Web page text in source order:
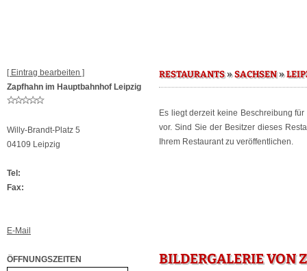
[ Eintrag bearbeiten ]
Zapfhahn im Hauptbahnhof Leipzig
Willy-Brandt-Platz 5
04109 Leipzig
Tel:
Fax:
E-Mail
ÖFFNUNGSZEITEN
RESTAURANTS»SACHSEN»
Es liegt derzeit keine Beschreibung
vor. Sind Sie der Besitzer dieses
Ihrem Restaurant zu veröffentlichen.
BILDERGALERIE VON